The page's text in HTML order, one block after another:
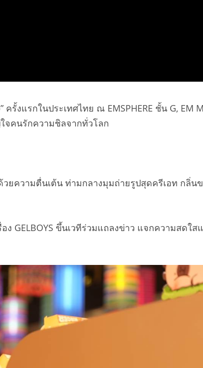
งแรกในประเทศไทย ณ EMSPHERE ชั้น G, EM
จคนรักความชิลจากทั่วโลก
ยความตื่นเต้น ท่ามกลางมุมถ่ายรูปสุดครีเอท กลิ่น
GELBOYS ขึ้นเวทีร่วมแถลงข่าว แจกความสดใ